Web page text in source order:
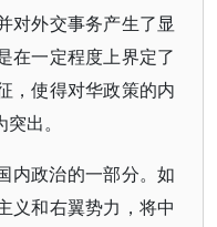
对外交事务产生了显
在一定程度上界定了
，使得对华政策的内
出。
内政治的一部分。如
义和右翼势力，将中